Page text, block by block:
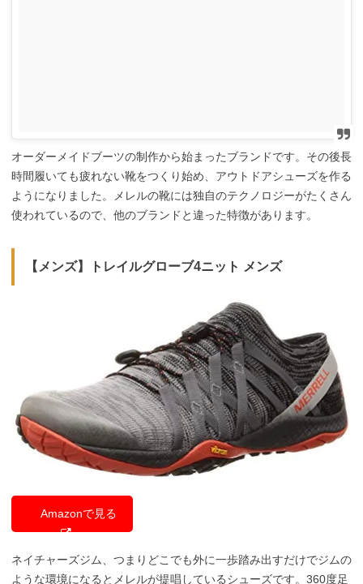
オーダーメイドブーツの制作から始まったブランドです。その後長
時間履いても疲れない靴をつくり始め、アウトドアシューズを作る
ようになりました。メレルの靴には独自のテクノロジーがたくさん
使われているので、他のブランドと違った特徴があります。
【メンズ】トレイルグローブ4ニット メンズ
Amazonで見る
ネイチャーズジム、つまりどこでも外に一歩踏み出すだけでジムの
ような環境になるとメレルが提唱しているシューズです。360度足